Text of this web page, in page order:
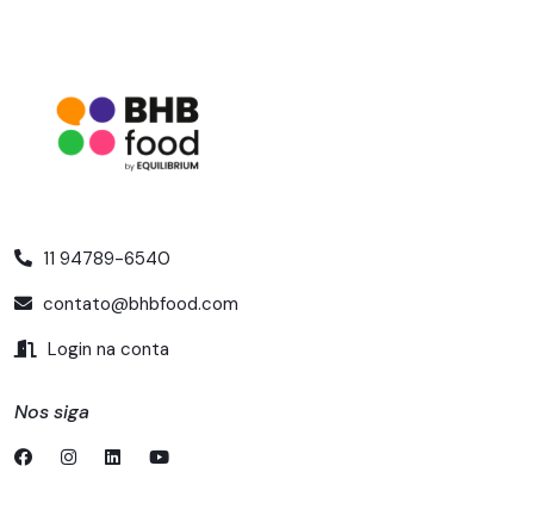
11 94789-6540
contato@bhbfood.com
Login na conta
Nos siga